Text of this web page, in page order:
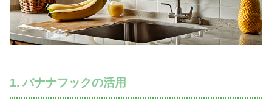
1. バナナフックの活用